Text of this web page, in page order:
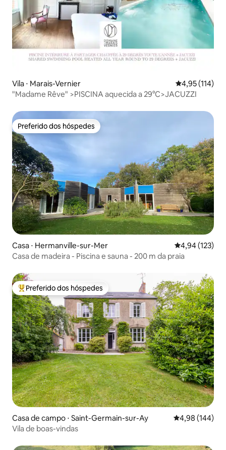
Vila ⋅ Marais-Vernier 4,95 de uma
4,95 (114)
"Madame Rêve" >PISCINA aquecida a 29°C>JACUZZI
Preferido dos hóspedes
Preferido dos hóspedes
Casa ⋅ Hermanville-sur-Mer 4,94 de uma
4,94 (123)
Casa de madeira - Piscina e sauna - 200 m da praia
Entre os melhores preferidos dos hóspedes
Preferido dos hóspedes
Casa de campo ⋅ Saint-Germain-sur-Ay 4,98 de uma
4,98 (144)
Vila de boas-vindas